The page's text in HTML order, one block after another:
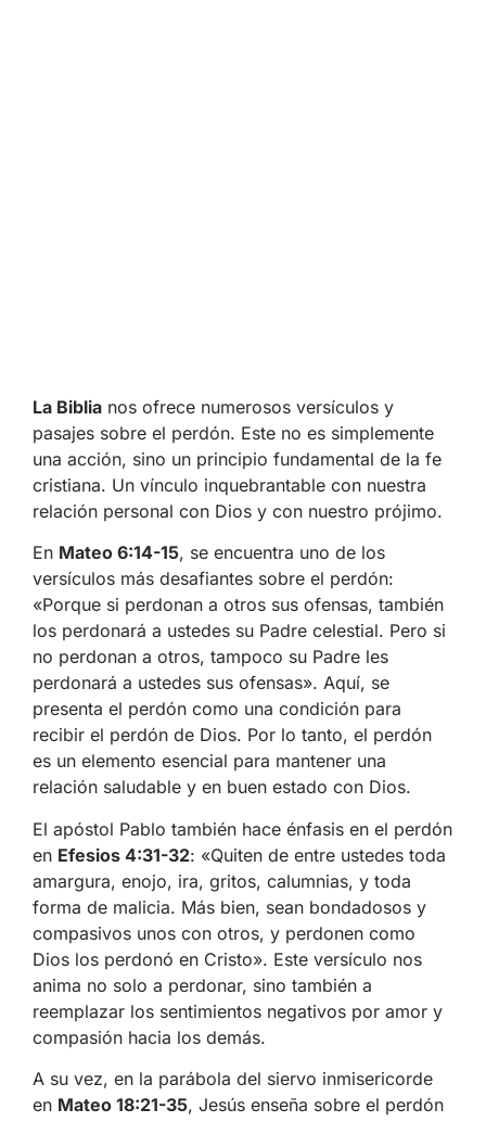
La Biblia nos ofrece numerosos versículos y
pasajes sobre el perdón. Este no es simplemente
una acción, sino un principio fundamental de la fe
cristiana. Un vínculo inquebrantable con nuestra
relación personal con Dios y con nuestro prójimo.
En Mateo 6:14-15, se encuentra uno de los
versículos más desafiantes sobre el perdón:
«Porque si perdonan a otros sus ofensas, también
los perdonará a ustedes su Padre celestial. Pero si
no perdonan a otros, tampoco su Padre les
perdonará a ustedes sus ofensas». Aquí, se
presenta el perdón como una condición para
recibir el perdón de Dios. Por lo tanto, el perdón
es un elemento esencial para mantener una
relación saludable y en buen estado con Dios.
El apóstol Pablo también hace énfasis en el perdón
en Efesios 4:31-32: «Quiten de entre ustedes toda
amargura, enojo, ira, gritos, calumnias, y toda
forma de malicia. Más bien, sean bondadosos y
compasivos unos con otros, y perdonen como
Dios los perdonó en Cristo». Este versículo nos
anima no solo a perdonar, sino también a
reemplazar los sentimientos negativos por amor y
compasión hacia los demás.
A su vez, en la parábola del siervo inmisericorde
en Mateo 18:21-35, Jesús enseña sobre el perdón